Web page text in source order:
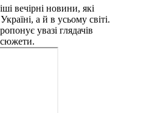
вечірні новини, які
а й в усьому світі.
увазі глядачів
сюжети.